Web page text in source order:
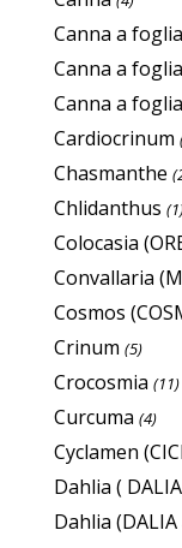
Canna a
Canna a
Canna a
Cardiocrinum
Chasmanthe
Chlidanthus
Colocasia
Convallaria
Cosmos
Crinum (5)
Crocosmia (11)
Curcuma (4)
Cyclamen
Dahlia (
Dahlia